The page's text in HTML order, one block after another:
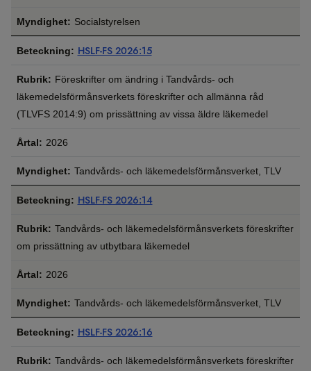
Socialstyrelsen
HSLF-FS 2026:15
Föreskrifter om ändring i Tandvårds- och
läkemedelsförmånsverkets föreskrifter och allmänna råd
(TLVFS 2014:9) om prissättning av vissa äldre läkemedel
2026
Tandvårds- och läkemedelsförmånsverket, TLV
HSLF-FS 2026:14
Tandvårds- och läkemedelsförmånsverkets föreskrifter
om prissättning av utbytbara läkemedel
2026
Tandvårds- och läkemedelsförmånsverket, TLV
HSLF-FS 2026:16
Tandvårds- och läkemedelsförmånsverkets föreskrifter